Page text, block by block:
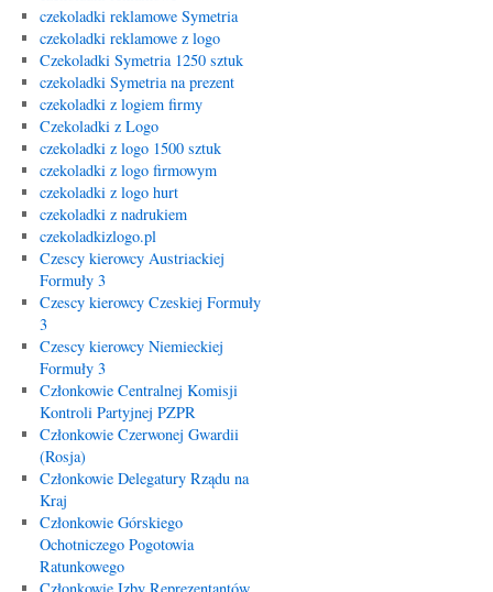
czekoladki reklamowe Symetria
czekoladki reklamowe z logo
Czekoladki Symetria 1250 sztuk
czekoladki Symetria na prezent
czekoladki z logiem firmy
Czekoladki z Logo
czekoladki z logo 1500 sztuk
czekoladki z logo firmowym
czekoladki z logo hurt
czekoladki z nadrukiem
czekoladkizlogo.pl
Czescy kierowcy Austriackiej
Formuły 3
Czescy kierowcy Czeskiej Formuły
3
Czescy kierowcy Niemieckiej
Formuły 3
Członkowie Centralnej Komisji
Kontroli Partyjnej PZPR
Członkowie Czerwonej Gwardii
(Rosja)
Członkowie Delegatury Rządu na
Kraj
Członkowie Górskiego
Ochotniczego Pogotowia
Ratunkowego